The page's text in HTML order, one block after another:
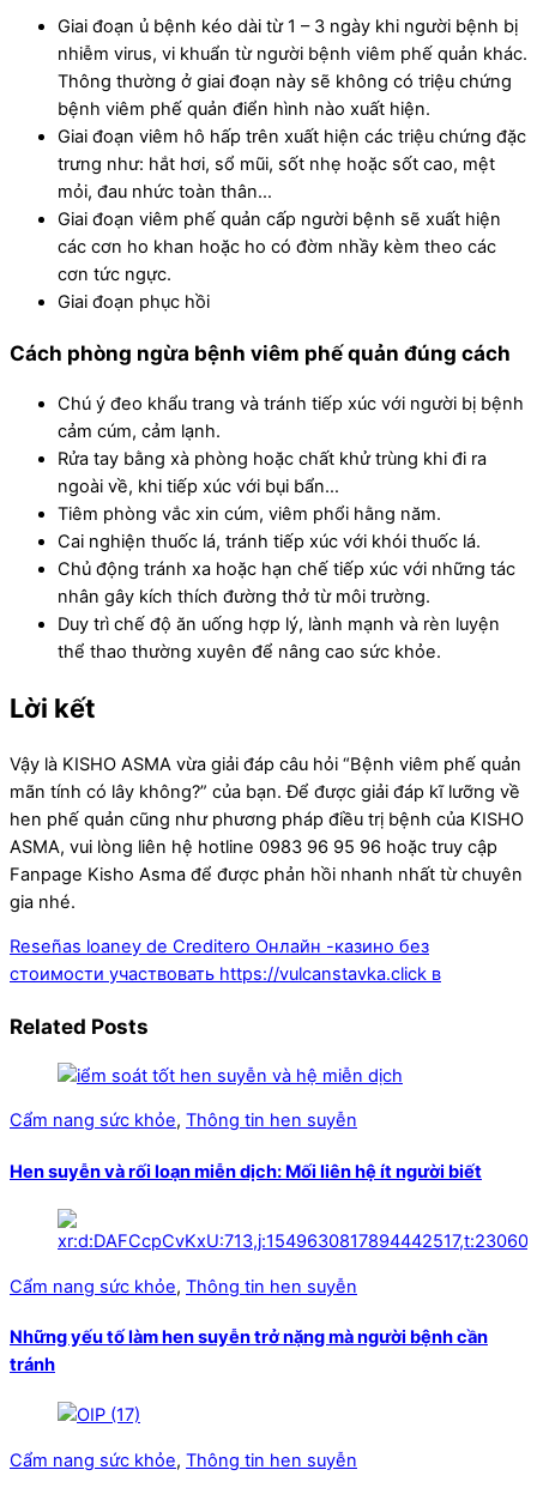
Giai đoạn ủ bệnh kéo dài từ 1 – 3 ngày khi người bệnh bị
nhiễm virus, vi khuẩn từ người bệnh viêm phế quản khác.
Thông thường ở giai đoạn này sẽ không có triệu chứng
bệnh viêm phế quản điển hình nào xuất hiện.
Giai đoạn viêm hô hấp trên xuất hiện các triệu chứng đặc
trưng như: hắt hơi, sổ mũi, sốt nhẹ hoặc sốt cao, mệt
mỏi, đau nhức toàn thân…
Giai đoạn viêm phế quản cấp người bệnh sẽ xuất hiện
các cơn ho khan hoặc ho có đờm nhầy kèm theo các
cơn tức ngực.
Giai đoạn phục hồi
Cách phòng ngừa bệnh viêm phế quản đúng cách
Chú ý đeo khẩu trang và tránh tiếp xúc với người bị bệnh
cảm cúm, cảm lạnh.
Rửa tay bằng xà phòng hoặc chất khử trùng khi đi ra
ngoài về, khi tiếp xúc với bụi bẩn…
Tiêm phòng vắc xin cúm, viêm phổi hằng năm.
Cai nghiện thuốc lá, tránh tiếp xúc với khói thuốc lá.
Chủ động tránh xa hoặc hạn chế tiếp xúc với những tác
nhân gây kích thích đường thở từ môi trường.
Duy trì chế độ ăn uống hợp lý, lành mạnh và rèn luyện
thể thao thường xuyên để nâng cao sức khỏe.
Lời kết
Vậy là KISHO ASMA vừa giải đáp câu hỏi “Bệnh viêm phế quản
mãn tính có lây không?” của bạn. Để được giải đáp kĩ lưỡng về
hen phế quản cũng như phương pháp điều trị bệnh của KISHO
ASMA, vui lòng liên hệ hotline 0983 96 95 96 hoặc truy cập
Fanpage Kisho Asma để được phản hồi nhanh nhất từ chuyên
gia nhé.
Reseñas loaney de Creditero Онлайн -казино без
стоимости участвовать https://vulcanstavka.click в
Related Posts
Cẩm nang sức khỏe, Thông tin hen suyễn
Hen suyễn và rối loạn miễn dịch: Mối liên hệ ít người biết
Cẩm nang sức khỏe, Thông tin hen suyễn
Những yếu tố làm hen suyễn trở nặng mà người bệnh cần
tránh
Cẩm nang sức khỏe, Thông tin hen suyễn